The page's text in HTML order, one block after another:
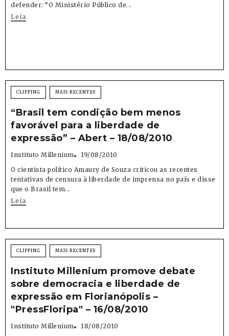
defender: “O Ministério Público de...
Leia
CLIPPING MAIS RECENTES
“Brasil tem condição bem menos
favorável para a liberdade de
expressão” – Abert – 18/08/2010
Instituto Millenium
19/08/2010
O cientista político Amaury de Souza criticou as recentes
tentativas de censura à liberdade de imprensa no país e disse
que o Brasil tem...
Leia
CLIPPING MAIS RECENTES
Instituto Millenium promove debate
sobre democracia e liberdade de
expressão em Florianópolis –
"PressFloripa" – 16/08/2010
Instituto Millenium
18/08/2010